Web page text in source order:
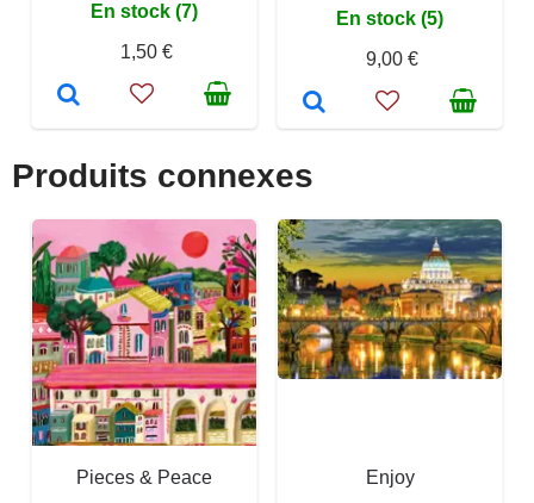
En stock (7)
1,50 €
En stock (5)
9,00 €
Produits connexes
Pieces & Peace
Enjoy